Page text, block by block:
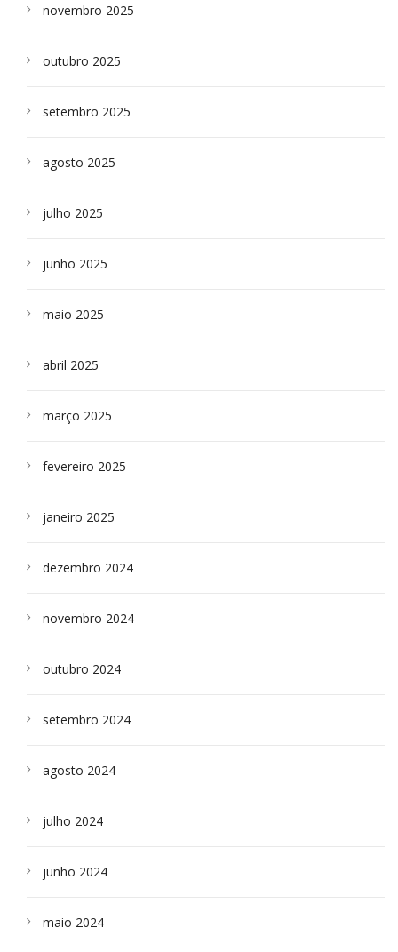
novembro 2025
outubro 2025
setembro 2025
agosto 2025
julho 2025
junho 2025
maio 2025
abril 2025
março 2025
fevereiro 2025
janeiro 2025
dezembro 2024
novembro 2024
outubro 2024
setembro 2024
agosto 2024
julho 2024
junho 2024
maio 2024